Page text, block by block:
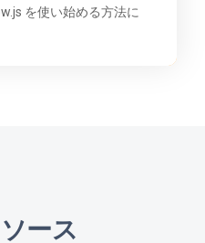
を使い始める方法に
ース